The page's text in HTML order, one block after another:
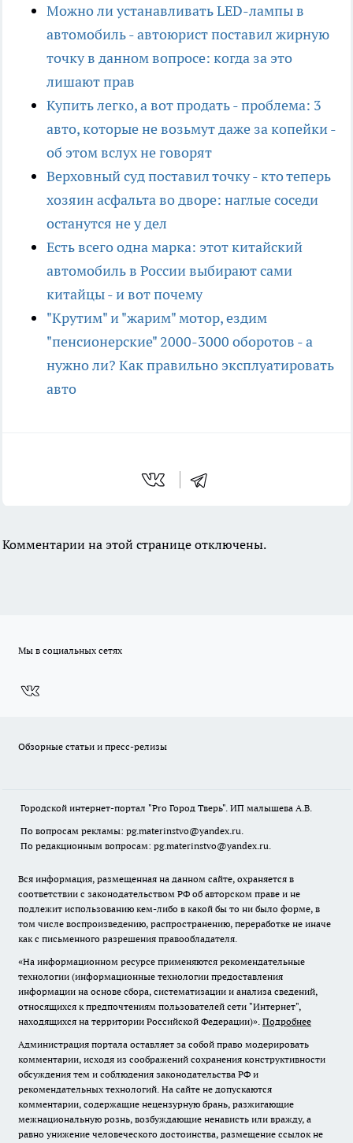
Можно ли устанавливать LED-лампы в
автомобиль - автоюрист поставил жирную
точку в данном вопросе: когда за это
лишают прав
Купить легко, а вот продать - проблема: 3
авто, которые не возьмут даже за копейки -
об этом вслух не говорят
Верховный суд поставил точку - кто теперь
хозяин асфальта во дворе: наглые соседи
останутся не у дел
Есть всего одна марка: этот китайский
автомобиль в России выбирают сами
китайцы - и вот почему
"Крутим" и "жарим" мотор, ездим
"пенсионерские" 2000-3000 оборотов - а
нужно ли? Как правильно эксплуатировать
авто
Комментарии на этой странице отключены.
Мы в социальных сетях
Обзорные статьи и пресс-релизы
Городской интернет-портал "Pro Город Тверь". ИП малышева А.В.
По вопросам рекламы: pg.materinstvo@yandex.ru.
По редакционным вопросам: pg.materinstvo@yandex.ru.
Вся информация, размещенная на данном сайте, охраняется в
соответствии с законодательством РФ об авторском праве и не
подлежит использованию кем-либо в какой бы то ни было форме, в
том числе воспроизведению, распространению, переработке не иначе
как с письменного разрешения правообладателя.
«На информационном ресурсе применяются рекомендательные
технологии (информационные технологии предоставления
информации на основе сбора, систематизации и анализа сведений,
относящихся к предпочтениям пользователей сети "Интернет",
находящихся на территории Российской Федерации)». Подробнее
Администрация портала оставляет за собой право модерировать
комментарии, исходя из соображений сохранения конструктивности
обсуждения тем и соблюдения законодательства РФ и
рекомендательных технологий. На сайте не допускаются
комментарии, содержащие нецензурную брань, разжигающие
межнациональную рознь, возбуждающие ненависть или вражду, а
равно унижение человеческого достоинства, размещение ссылок не